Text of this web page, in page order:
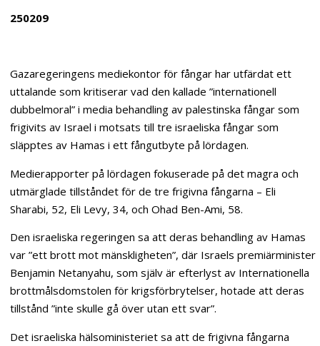
250209
Gazaregeringens mediekontor för fångar har utfärdat ett
uttalande som kritiserar vad den kallade ”internationell
dubbelmoral” i media behandling av palestinska fångar som
frigivits av Israel i motsats till tre israeliska fångar som
släpptes av Hamas i ett fångutbyte på lördagen.
Medierapporter på lördagen fokuserade på det magra och
utmärglade tillståndet för de tre frigivna fångarna – Eli
Sharabi, 52, Eli Levy, 34, och Ohad Ben-Ami, 58.
Den israeliska regeringen sa att deras behandling av Hamas
var ”ett brott mot mänskligheten”, där Israels premiärminister
Benjamin Netanyahu, som själv är efterlyst av Internationella
brottmålsdomstolen för krigsförbrytelser, hotade att deras
tillstånd ”inte skulle gå över utan ett svar”.
Det israeliska hälsoministeriet sa att de frigivna fångarna